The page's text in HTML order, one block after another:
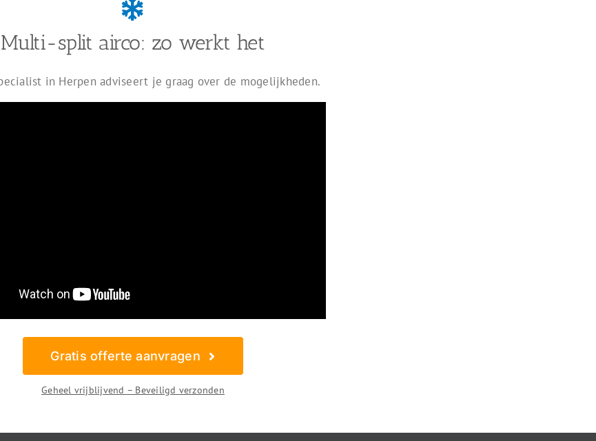
Multi-split airco: zo werkt het
in Herpen adviseert je graag over de mogelijkheden.
Gratis offerte aanvragen
Geheel vrijblijvend – Beveiligd verzonden